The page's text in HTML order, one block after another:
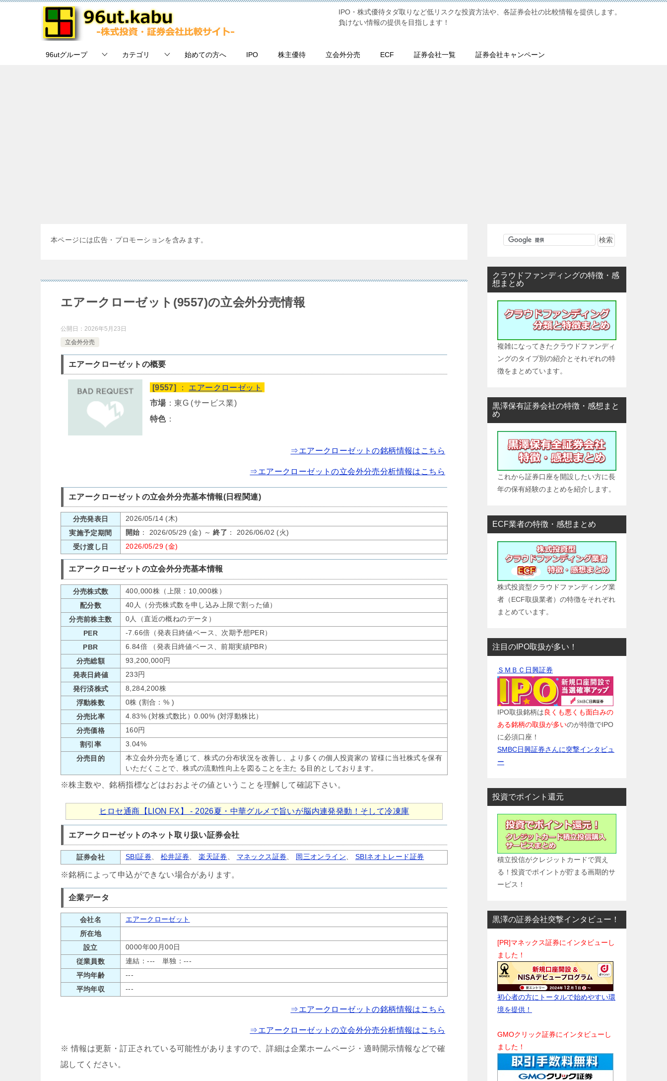
IPO・株式優待タダ取りなど低リスクな投資方法や、各証券会社の比較情報を提供します。
負けない情報の提供を目指します！
96utグループ カテゴリ 始めての方へ IPO 株主優待 立会外分売 ECF 証券会社一覧 証券会社キャンペーン
本ページには広告・プロモーションを含みます。
エアークローゼット(9557)の立会外分売情報
公開日： 2026年5月23日
立会外分売
エアークローゼットの概要
[9557] ： エアークローゼット
市場：東G (サービス業)
特色：
⇒エアークローゼットの銘柄情報はこちら
⇒エアークローゼットの立会外分売分析情報はこちら
エアークローゼットの立会外分売基本情報(日程関連)
分売発表日
2026/05/14 (木)
実施予定期間
開始 ： 2026/05/29 (金) ～終了 ： 2026/06/02 (火)
受け渡し日
2026/05/29 (金)
エアークローゼットの立会外分売基本情報
分売株式数
400,000株（上限：10,000株）
配分数
40人（分売株式数を申し込み上限で割った値）
分売前株主数
0人（直近の概ねのデータ）
PER
-7.66倍（発表日終値ベース、次期予想PER）
PBR
6.84倍 （発表日終値ベース、前期実績PBR）
分売総額
93,200,000円
発表日終値
233円
発行済株式
8,284,200株
浮動株数
0株 (割合：% )
分売比率
4.83% (対株式数比）0.00% (対浮動株比）
分売価格
160円
割引率
3.04%
分売目的
本立会外分売を通じて、株式の分布状況を改善し、より多くの個人投資家の 皆様に当社株式を保有
いただくことで、株式の流動性向上を図ることを主た る目的としております。
※株主数や、銘柄指標などはおおよその値ということを理解して確認下さい。
ヒロセ通商【LION FX】 - 2026夏・中華グルメで旨いが脳内連発発動！そして冷凍庫
エアークローゼットのネット取り扱い証券会社
証券会社 SBI証券 松井証券 、楽天証券 マネックス証券 岡三オンライン SBIネオトレード証券
※銘柄によって申込ができない場合があります。
企業データ
会社名
エアークローゼット
所在地
設立
0000年00月00日
従業員数
連結：--- 単独：---
平均年齢
---
平均年収
---
⇒エアークローゼットの銘柄情報はこちら
⇒エアークローゼットの立会外分売分析情報はこちら
※ 情報は更新・訂正されている可能性がありますので、詳細は企業ホームページ・適時開示情報などで確
認してください。
クラウドファンディングの特徴・感
想まとめ
複雑になってきたクラウドファンディ
ングのタイプ別の紹介とそれぞれの特
徴をまとめています。
黒澤保有証券会社の特徴・感想まと
め
これから証券口座を開設したい方に長
年の保有経験のまとめを紹介します。
ECF業者の特徴・感想まとめ
株式投資型クラウドファンディング業
者（ECF取扱業者）の特徴をそれぞれ
まとめています。
注目のIPO取扱が多い！
ＳＭＢＣ日興証券
IPO取扱銘柄は良くも悪くも面白みの
ある銘柄の取扱が多いのが特徴でIPO
に必須口座！
SMBC日興証券さんに突撃インタビュ
ー
投資でポイント還元
積立投信がクレジットカードで買え
る！投資でポイントが貯まる画期的サ
ービス！
黒澤の証券会社突撃インタビュー！
[PR]マネックス証券にインタビューし
ました！
初心者の方にトータルで始めやすい環
境を提供！
GMOクリック証券にインタビューし
ました！